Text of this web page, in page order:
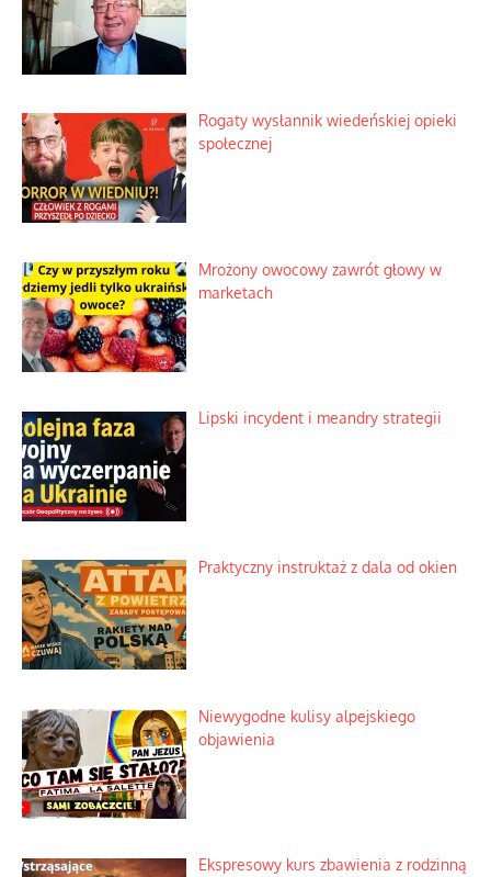
Rogaty wysłannik wiedeńskiej opieki
społecznej
Mrożony owocowy zawrót głowy w
marketach
Lipski incydent i meandry strategii
Praktyczny instruktaż z dala od okien
Niewygodne kulisy alpejskiego
objawienia
Ekspresowy kurs zbawienia z rodzinną